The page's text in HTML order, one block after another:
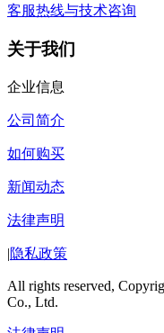
客服热线与技术咨询
关于我们
企业信息
公司简介
如何购买
新闻动态
法律声明
|隐私政策
All rights reserved,
Co., Ltd.